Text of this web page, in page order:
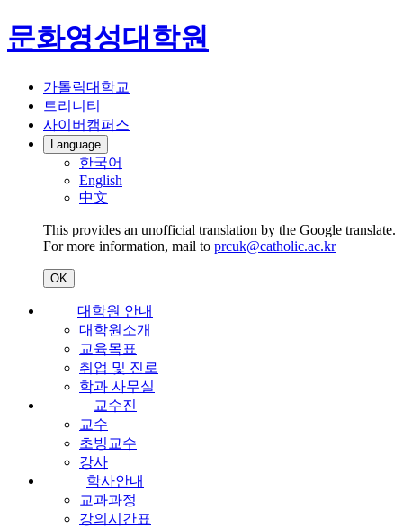
문화영성대학원
가톨릭대학교
트리니티
사이버캠퍼스
Language
한국어
English
中文
This provides an unofficial translation by the Google translate.
For more information, mail to prcuk@catholic.ac.kr
OK
대학원 안내
대학원소개
교육목표
취업 및 진로
학과 사무실
교수진
교수
초빙교수
강사
학사안내
교과과정
강의시간표